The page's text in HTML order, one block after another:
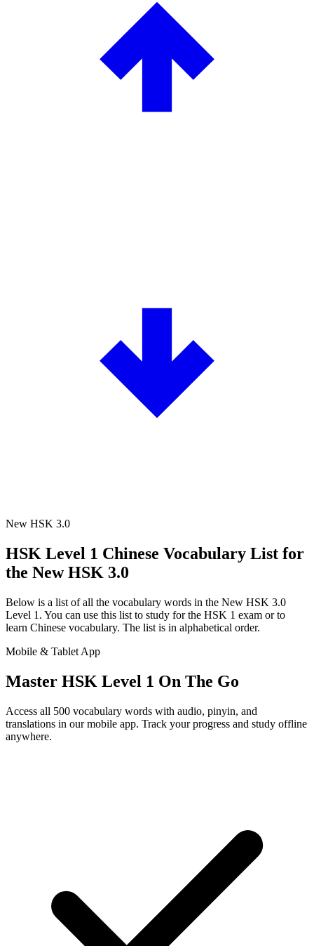
New HSK 3.0
HSK Level 1 Chinese Vocabulary List for
the New HSK 3.0
Below is a list of all the vocabulary words in the New HSK 3.0
Level 1. You can use this list to study for the HSK 1 exam or to
learn Chinese vocabulary. The list is in alphabetical order.
Mobile & Tablet App
Master HSK Level 1 On The Go
Access all 500 vocabulary words with audio, pinyin, and
translations in our mobile app. Track your progress and study offline
anywhere.